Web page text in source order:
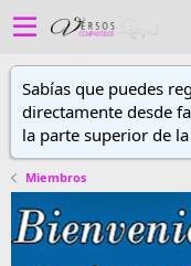
Sabías que puedes
directamente desde
la parte superior de
Miembros